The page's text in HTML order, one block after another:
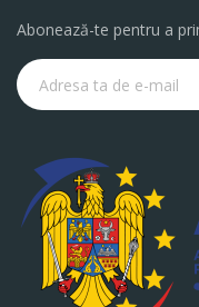
Abonează-te pentru a